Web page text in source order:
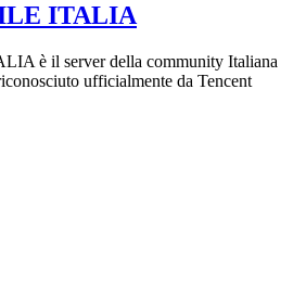
ITALIA
è il server della community Italiana
ufficialmente da Tencent